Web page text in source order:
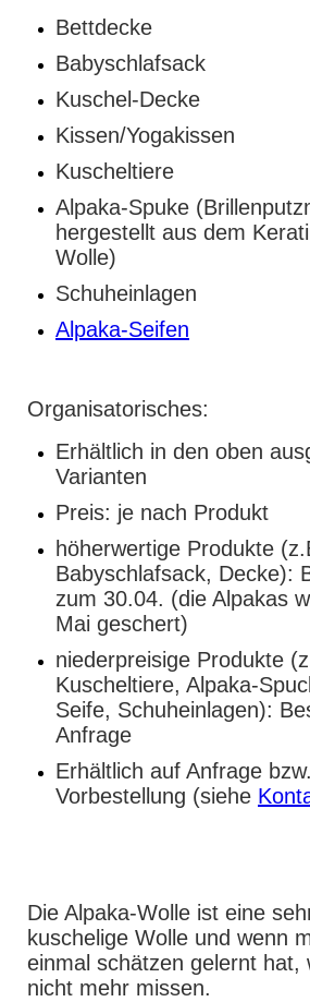
Bettdecke
Babyschlafsack
Kuschel-Decke
Kissen/Yogakissen
Kuscheltiere
Alpaka-Spuke
hergestellt aus dem
Wolle)
Schuheinlagen
Alpaka-Seifen
Organisatorisches:
Erhältlich in den oben
Varianten
Preis: je nach Produkt
höherwertige Produkte
Babyschlafsack, Decke):
zum 30.04. (die Alpakas
Mai geschert)
niederpreisige Produkte
Kuscheltiere, Alpaka-
Seife, Schuheinlagen):
Anfrage
Erhältlich auf Anfrage bzw.
Vorbestellung (siehe
Die Alpaka-Wolle ist eine
kuschelige Wolle und wenn
einmal schätzen gelernt hat,
nicht mehr missen.